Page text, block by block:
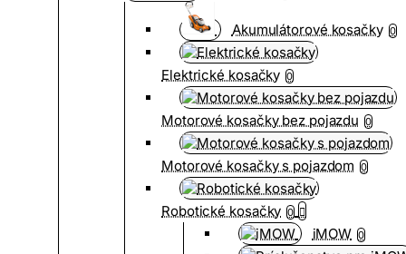
Akumulátorové kosačky 0
Elektrické kosačky 0
Motorové kosačky bez pojazdu 0
Motorové kosačky s pojazdom 0
Robotické kosačky 0
iMOW 0